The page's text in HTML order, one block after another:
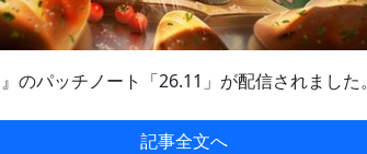
のパッチノート「26.11」が配信されました。
記事全文へ